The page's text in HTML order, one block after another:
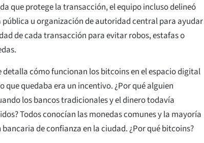
que protege la transacción, el equipo incluso delineó
pública u organización de autoridad central para ayudar
de cada transacción para evitar robos, estafas o
detalla cómo funcionan los bitcoins en el espacio digital
que quedaba era un incentivo. ¿Por qué alguien
los bancos tradicionales y el dinero todavía
Todos conocían las monedas comunes y la mayoría
de confianza en la ciudad. ¿Por qué bitcoins?